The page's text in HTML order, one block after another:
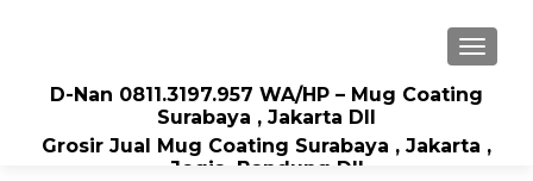
D-Nan 0811.3197.957 WA/HP – Mug Coating
Surabaya , Jakarta Dll
Grosir Jual Mug Coating Surabaya , Jakarta ,
Jogja, Bandung Dll